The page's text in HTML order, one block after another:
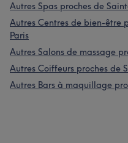
Autres Spas proches de
Autres Centres de bien-être
Paris
Autres Salons de massage
Autres Coiffeurs proches de
Autres Bars à maquillage